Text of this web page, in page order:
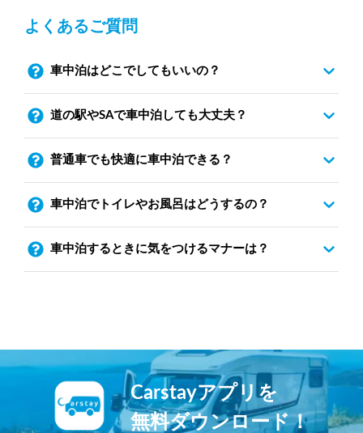
よくあるご質問
車中泊はどこでしてもいいの？
道の駅やSAで車中泊しても大丈夫？
普通車でも快適に車中泊できる？
車中泊でトイレやお風呂はどうするの？
車中泊するときに気をつけるマナーは？
Carstayアプリを
無料ダウンロード！